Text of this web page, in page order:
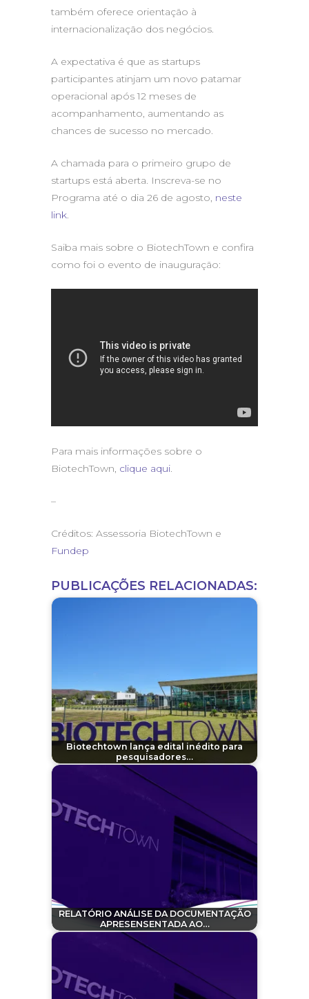
também oferece orientação à
internacionalização dos negócios.
A expectativa é que as startups
participantes atinjam um novo patamar
operacional após 12 meses de
acompanhamento, aumentando as
chances de sucesso no mercado.
A chamada para o primeiro grupo de
startups está aberta. Inscreva-se no
Programa até o dia 26 de agosto, neste
link.
Saiba mais sobre o BiotechTown e confira
como foi o evento de inauguração:
Para mais informações sobre o
BiotechTown, clique aqui.
–
Créditos: Assessoria BiotechTown e
Fundep
PUBLICAÇÕES RELACIONADAS:
Biotechtown lança edital inédito para
pesquisadores…
RELATÓRIO ANÁLISE DA DOCUMENTAÇÃO
APRESENSENTADA AO…